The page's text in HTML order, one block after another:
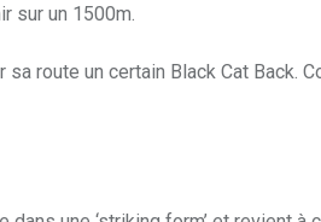
sur un 1500m.
route un certain Black Cat